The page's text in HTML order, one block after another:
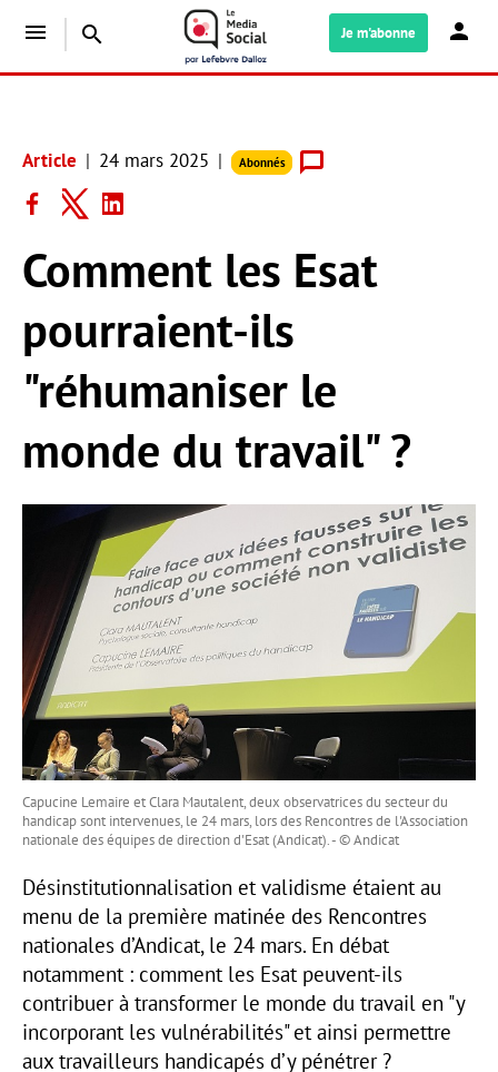
menu search Je m'abonne
Article 24 mars 2025 Abonnés
Comment les Esat
pourraient-ils
"réhumaniser le
monde du travail" ?
Capucine Lemaire et Clara Mautalent, deux observatrices du secteur du
handicap sont intervenues, le 24 mars, lors des Rencontres de l'Association
nationale des équipes de direction d'Esat (Andicat). - © Andicat
Désinstitutionnalisation et validisme étaient au
menu de la première matinée des Rencontres
nationales d’Andicat, le 24 mars. En débat
notamment : comment les Esat peuvent-ils
contribuer à transformer le monde du travail en "y
incorporant les vulnérabilités" et ainsi permettre
aux travailleurs handicapés d’y pénétrer ?